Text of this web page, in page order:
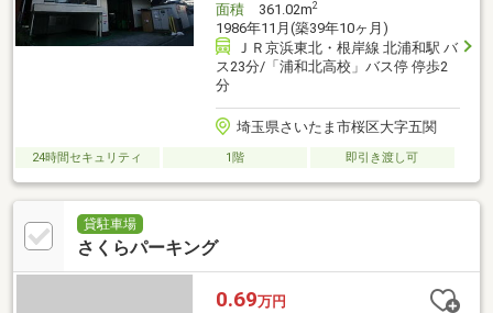
面積361.02m2
1986年11月(築39年10ヶ月)
ＪＲ京浜東北・根岸線 北浦和駅 バ
ス23分/「浦和北高校」バス停 停歩2
分
埼玉県さいたま市桜区大字五関
24時間セキュリティ 1階 即引き渡し可
貸駐車場
さくらパーキング
0.69万円